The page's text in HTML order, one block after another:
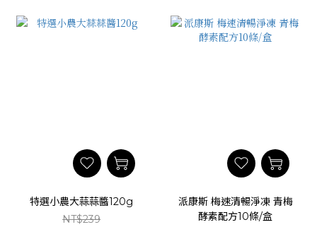
特選小農大蒜蒜醬120g
NT$239
派康斯 梅速清暢淨凍 青梅
酵素配方10條/盒